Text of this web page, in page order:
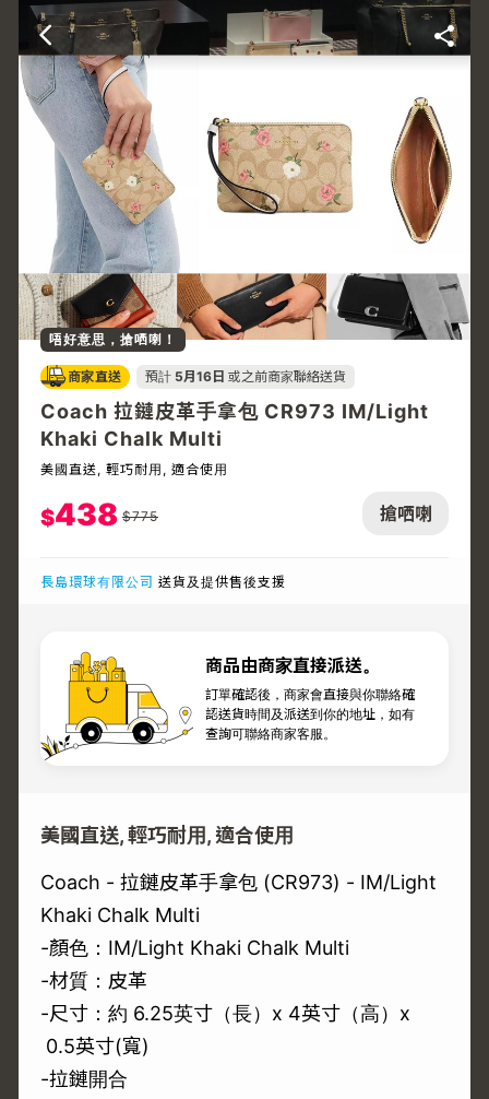
搶哂喇
唔好意思，搶哂喇！
商家直送 預計 5月16日 或之前商家聯絡送貨
Coach 拉鏈皮革手拿包 CR973 IM/Light
Khaki Chalk Multi
美國直送, 輕巧耐用, 適合使用
$438 $775
長島環球有限公司 送貨及提供售後支援
商品由商家直接派送。
訂單確認後，商家會直接與你聯絡確
認送貨時間及派送到你的地址，如有
查詢可聯絡商家客服。
美國直送, 輕巧耐用, 適合使用
Coach - 拉鏈皮革手拿包 (CR973) - IM/Light
Khaki Chalk Multi
-顏色：IM/Light Khaki Chalk Multi
-材質：皮革
-尺寸：約 6.25英寸（長）x 4英寸（高）x
0.5英寸(寬)
-拉鏈開合